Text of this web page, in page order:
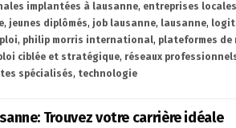
implantées à lausanne, entreprises
, jeunes diplômés, job lausanne, lausanne,
, philip morris international, plateformes de
ciblée et stratégique, réseaux
spécialisés, technologie
Trouvez votre carrière idéale